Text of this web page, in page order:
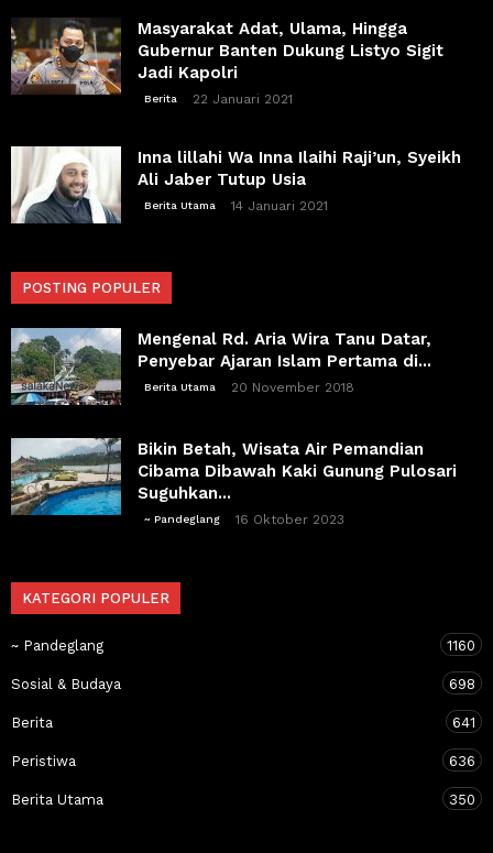
Masyarakat Adat, Ulama, Hingga
Gubernur Banten Dukung Listyo Sigit
Jadi Kapolri
Berita 22 Januari 2021
Inna lillahi Wa Inna Ilaihi Raji’un, Syeikh
Ali Jaber Tutup Usia
Berita Utama 14 Januari 2021
POSTING POPULER
Mengenal Rd. Aria Wira Tanu Datar,
Penyebar Ajaran Islam Pertama di...
Berita Utama 20 November 2018
Bikin Betah, Wisata Air Pemandian
Cibama Dibawah Kaki Gunung Pulosari
Suguhkan...
~ Pandeglang 16 Oktober 2023
KATEGORI POPULER
~ Pandeglang 1160
Sosial & Budaya 698
Berita 641
Peristiwa 636
Berita Utama 350